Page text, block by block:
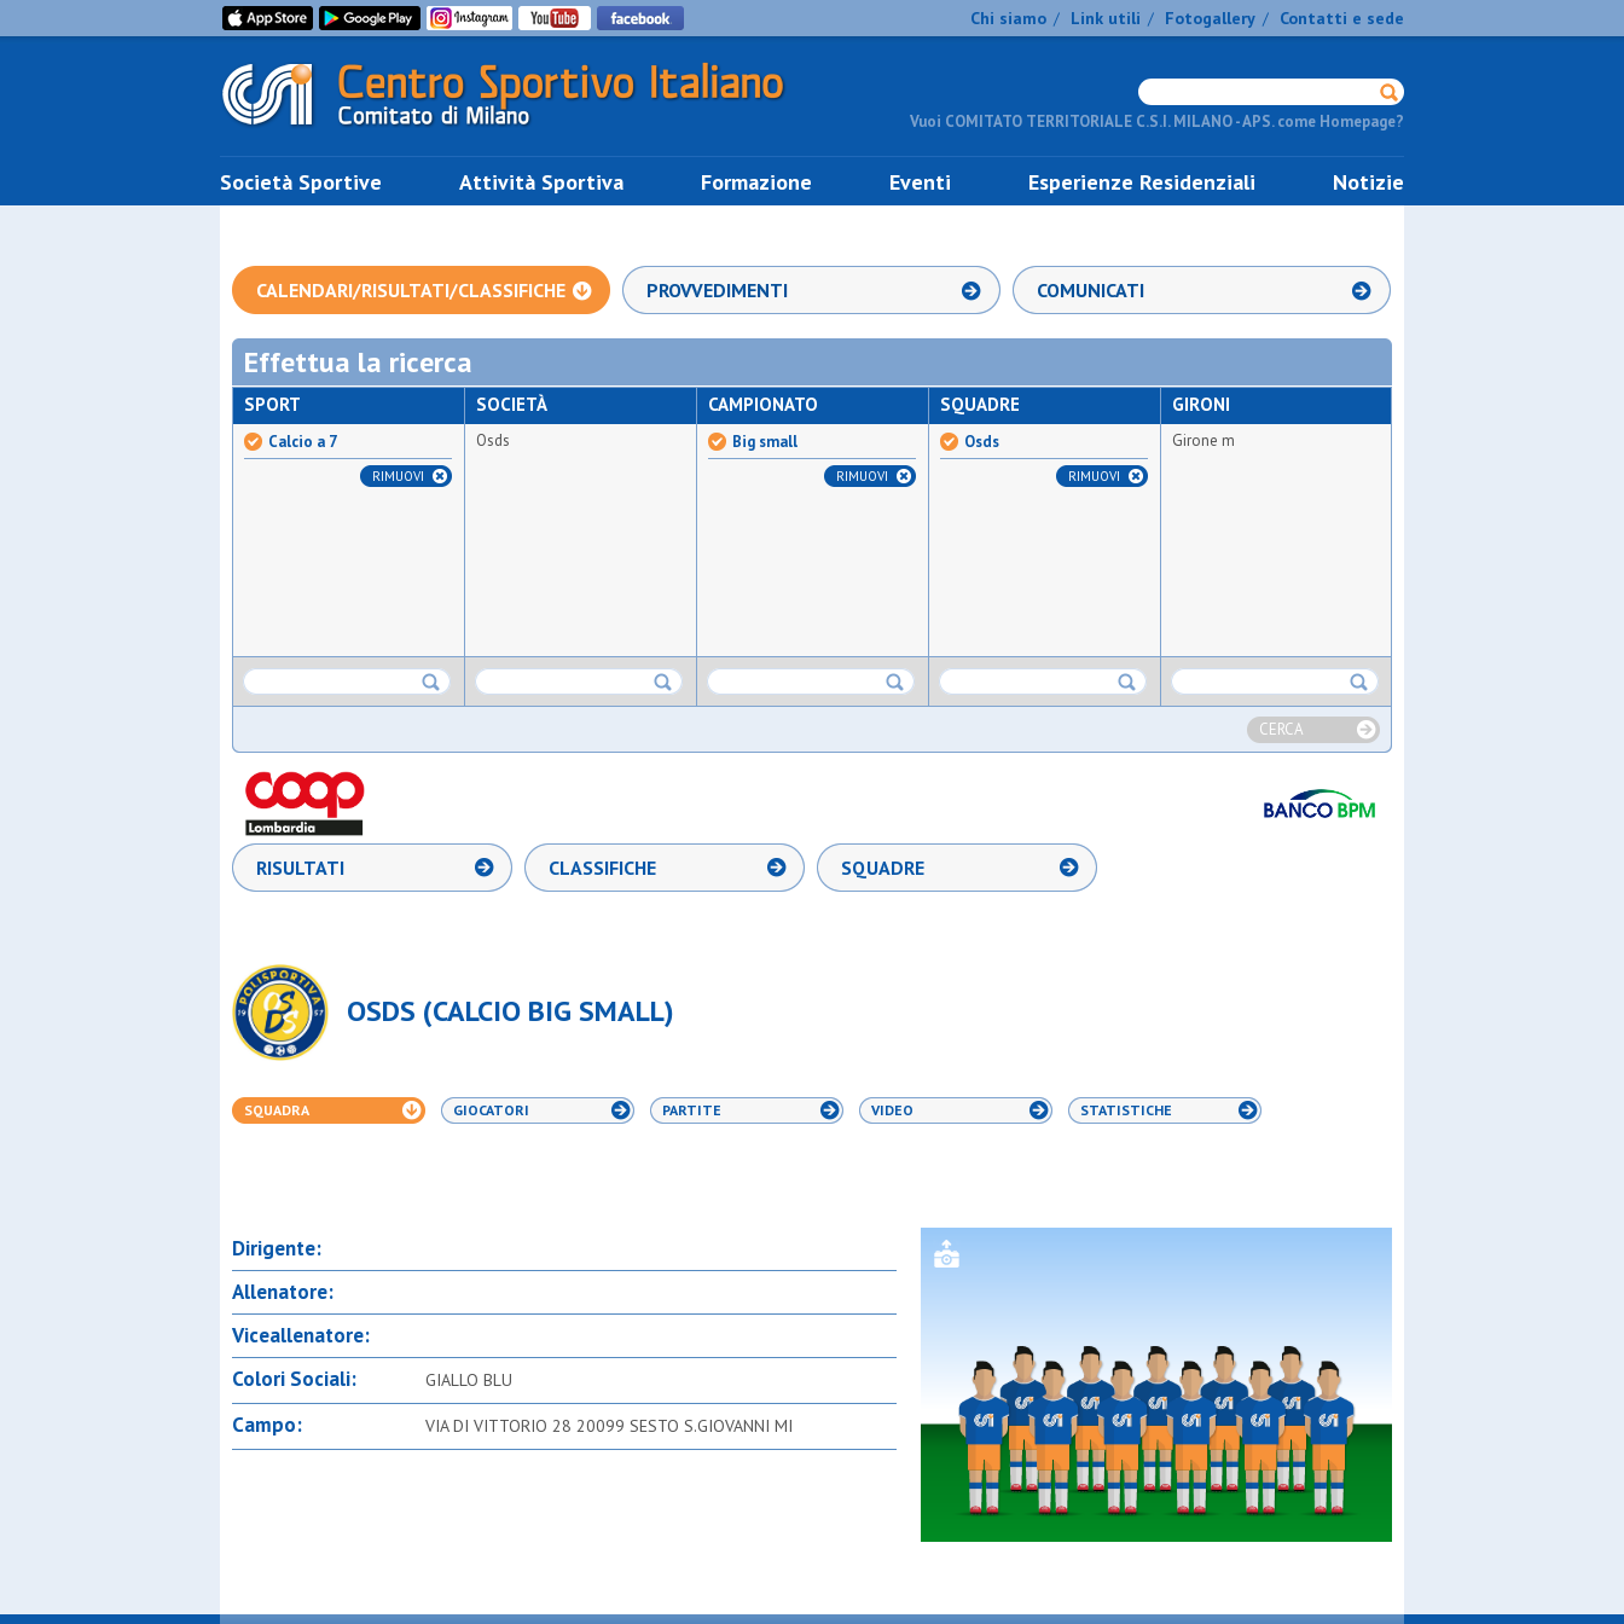
Chi siamo / Link utili / Fotogallery / Contatti e sede
Vuoi COMITATO TERRITORIALE C.S.I. MILANO - APS. come Homepage?
Società Sportive Attività Sportiva Formazione Eventi Esperienze Residenziali Notizie
CALENDARI/RISULTATI/CLASSIFICHE PROVVEDIMENTI COMUNICATI
Effettua la ricerca
SPORT
Calcio a 7
RIMUOVI
SOCIETÀ
Osds
CAMPIONATO
Big small
RIMUOVI
SQUADRE
Osds
RIMUOVI
GIRONI
Girone m
CERCA
RISULTATI CLASSIFICHE SQUADRE
OSDS (CALCIO BIG SMALL)
SQUADRA GIOCATORI PARTITE VIDEO STATISTICHE
Dirigente:
Allenatore:
Viceallenatore:
Colori Sociali:
GIALLO BLU
Campo: VIA DI VITTORIO 28 20099 SESTO S.GIOVANNI MI